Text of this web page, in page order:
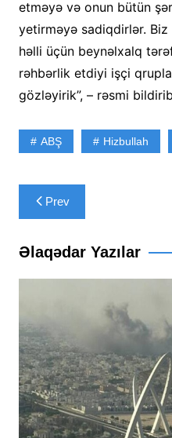
etməyə və onun bütün
yetirməyə sadiqdirlər.
həlli üçün beynəlxalq
rəhbərlik etdiyi işçi
gözləyirik”, – rəsmi
ABŞ Hizbullah
Yazı
naviqasiyası
Prev
Əlaqədar Yazılar